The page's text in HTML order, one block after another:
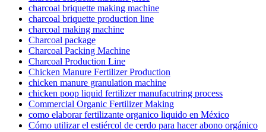
charcoal briquette making machine
charcoal briquette production line
charcoal making machine
Charcoal package
Charcoal Packing Machine
Charcoal Production Line
Chicken Manure Fertilizer Production
chicken manure granulation machine
chicken poop liquid fertilizer manufacutring process
Commercial Organic Fertilizer Making
como elaborar fertilizante organico liquido en México
Cómo utilizar el estiércol de cerdo para hacer abono orgánico